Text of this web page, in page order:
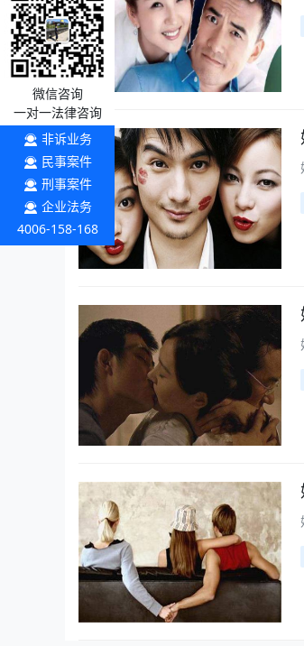
微信咨询
一对一法律咨询
非诉业务
民事案件
刑事案件
企业法务
4006-158-168